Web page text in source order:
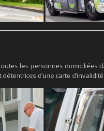
les personnes domiciliées
d’une carte